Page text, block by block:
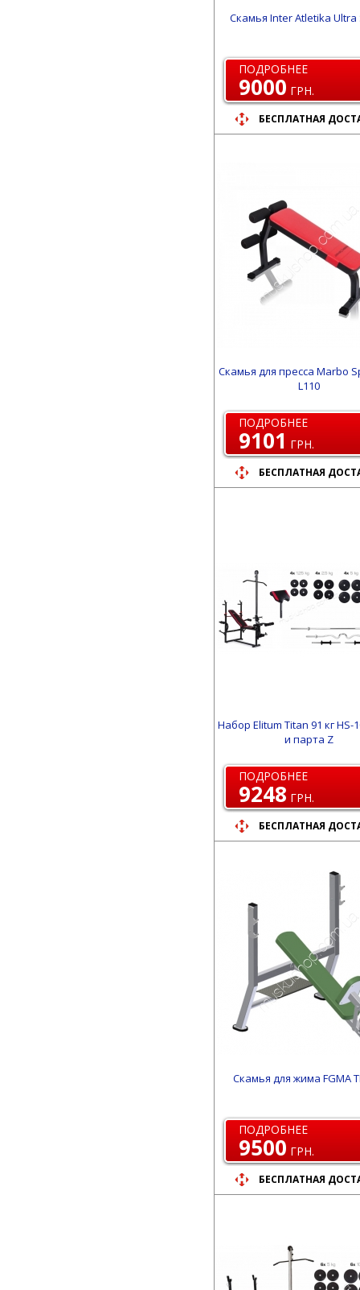
Скамья Inter Atletika Ultra
ПОДРОБНЕЕ
9000 ГРН.
БЕСПЛАТНАЯ
Скамья для пресса Marbo
L110
ПОДРОБНЕЕ
9101 ГРН.
БЕСПЛАТНАЯ
Набор Elitum Titan 91 кг HS-
и парта Z
ПОДРОБНЕЕ
9248 ГРН.
БЕСПЛАТНАЯ
Скамья для жима FGMA
ПОДРОБНЕЕ
9500 ГРН.
БЕСПЛАТНАЯ